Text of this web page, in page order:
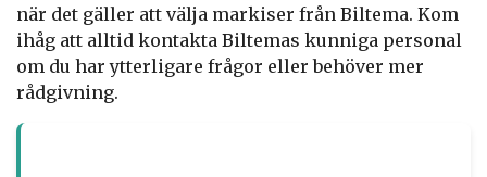
när det gäller att välja markiser från Biltema. Kom
ihåg att alltid kontakta Biltemas kunniga personal
om du har ytterligare frågor eller behöver mer
rådgivning.